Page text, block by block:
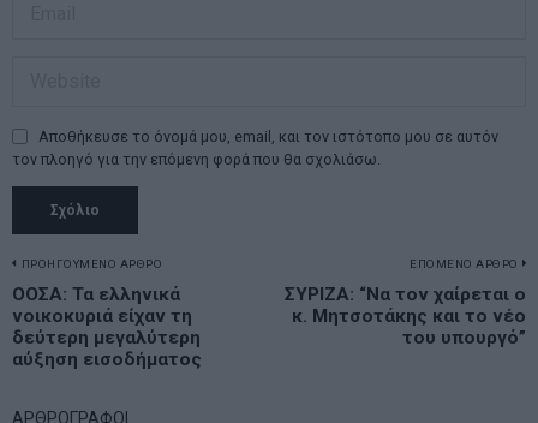
Αποθήκευσε το όνομά μου, email, και τον ιστότοπο μου σε αυτόν
τον πλοηγό για την επόμενη φορά που θα σχολιάσω.
Πλοήγηση
άρθρων
ΠΡΟΗΓΟΥΜΕΝΟ ΑΡΘΡΟ
Previous
post:
ΟΟΣΑ: Τα ελληνικά
νοικοκυριά είχαν τη
δεύτερη μεγαλύτερη
αύξηση εισοδήματος
ΕΠΟΜΕΝΟ ΑΡΘΡΟ
ΣΥΡΙΖΑ: “Να τον χαίρεται ο
κ. Μητσοτάκης και το νέο
του υπουργό”
ΑΡΘΡΟΓΡΑΦΟΙ